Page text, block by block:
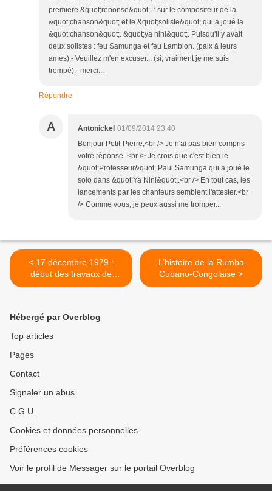
premiere &quot;reponse&quot;. : sur le compositeur de la
&quot;chanson&quot; et le &quot;soliste&quot; qui a joué la
&quot;chanson&quot;. &quot;ya nini&quot;. Puisqu'il y avait
deux solistes : feu Samunga et feu Lambion. (paix à leurs
ames).- Veuillez m'en excuser... (si, vraiment je me suis
trompé).- merci...
Répondre
A Antonickel 01/09/2014 23:40
Bonjour Petit-Pierre,<br /> Je n'ai pas bien compris
votre réponse. <br /> Je crois que c'est bien le
&quot;Professeur&quot; Paul Samunga qui a joué le
solo dans &quot;Ya Nini&quot;.<br /> En tout cas, les
lancements par les chanteurs semblent l'attester.<br
/> Comme vous, je peux aussi me tromper...
< 17 décembre 1979 :
début des travaux de
construction du Pont de
L’histoire de la Rumba
Cubano-Congolaise >
Hébergé par Overblog
Top articles
Pages
Contact
Signaler un abus
C.G.U.
Cookies et données personnelles
Préférences cookies
Voir le profil de Messager sur le portail Overblog